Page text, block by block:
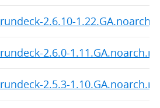
rundeck-2.6.10-
rundeck-2.6.0-
rundeck-2.5.3-